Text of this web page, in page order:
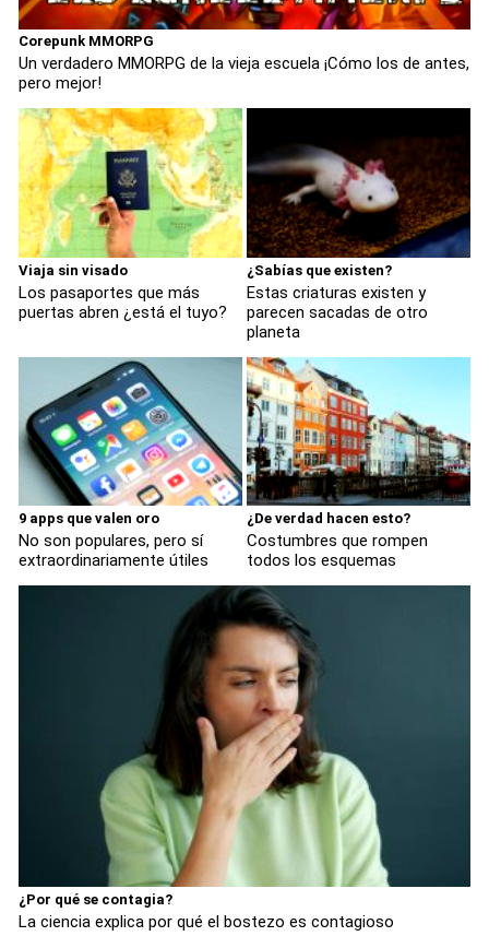
Corepunk MMORPG
Un verdadero MMORPG de la vieja escuela ¡Cómo los de antes,
pero mejor!
Viaja sin visado
Los pasaportes que más
puertas abren ¿está el tuyo?
¿Sabías que existen?
Estas criaturas existen y
parecen sacadas de otro
planeta
9 apps que valen oro
No son populares, pero sí
extraordinariamente útiles
¿De verdad hacen esto?
Costumbres que rompen
todos los esquemas
¿Por qué se contagia?
La ciencia explica por qué el bostezo es contagioso